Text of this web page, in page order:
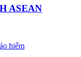
ASEAN
hiểm